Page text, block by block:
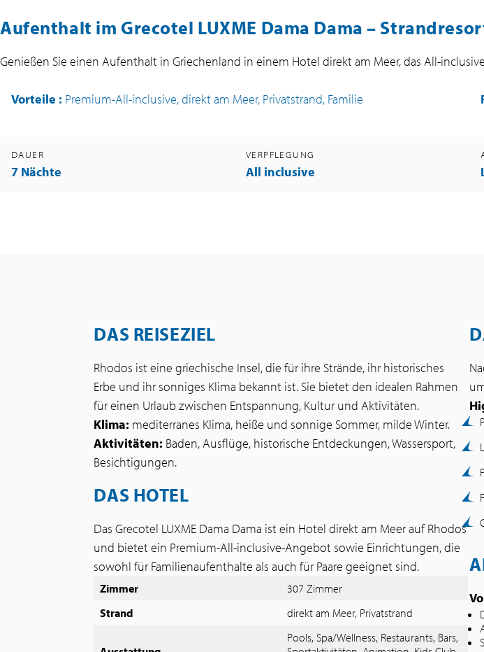
Aufenthalt im Grecotel LUXME Dama Dama –
Genießen Sie einen Aufenthalt in Griechenland in einem Hotel direkt am Meer, das All-
Vorteile : Premium-All-inclusive, direkt am Meer, Privatstrand, Familie
DAUER
7 Nächte
VERPFLEGUNG
All inclusive
DAS REISEZIEL
Rhodos ist eine griechische Insel, die für ihre Strände, ihr historisches
Erbe und ihr sonniges Klima bekannt ist. Sie bietet den idealen Rahmen
für einen Urlaub zwischen Entspannung, Kultur und Aktivitäten.
Klima: mediterranes Klima, heiße und sonnige Sommer, milde Winter.
Aktivitäten: Baden, Ausflüge, historische Entdeckungen, Wassersport,
Besichtigungen.
DAS HOTEL
Das Grecotel LUXME Dama Dama ist ein Hotel direkt am Meer auf Rhodos
und bietet ein Premium-All-inclusive-Angebot sowie Einrichtungen, die
sowohl für Familienaufenthalte als auch für Paare geeignet sind.
Zimmer
307 Zimmer
Strand
direkt am Meer, Privatstrand
Pools, Spa/Wellness, Restaurants, Bars,